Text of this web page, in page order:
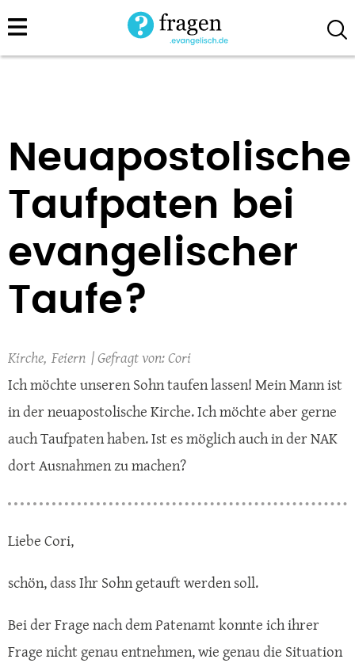
Direkt
zum
Neuapostolische
Taufpaten bei
evangelischer
Taufe?
Kirche Feiern
Cori
Ich möchte unseren Sohn taufen lassen! Mein Mann ist
in der neuapostolische Kirche. Ich möchte aber gerne
auch Taufpaten haben. Ist es möglich auch in der NAK
dort Ausnahmen zu machen?
Liebe Cori,
schön, dass Ihr Sohn getauft werden soll.
Bei der Frage nach dem Patenamt konnte ich ihrer
Frage nicht genau entnehmen, wie genau die Situation